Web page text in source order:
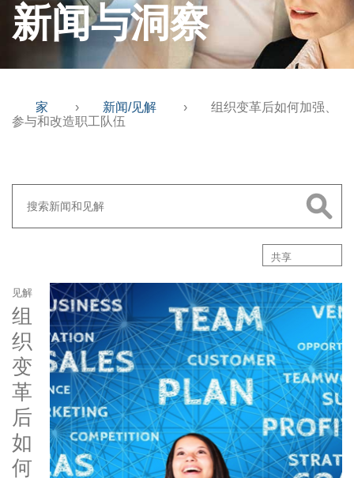
新闻与洞察
家 › 新闻/见解 ›
组织变革后如何加强、
参与和改造职工队伍
共享
见解
组
织
变
革
后
如
何